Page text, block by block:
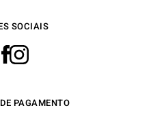
SOCIAIS
PAGAMENTO